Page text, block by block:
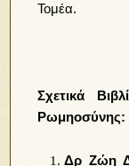
Τομέα.
Σχετικά
Ρωμηοσύνης:
Δρ Ζώη